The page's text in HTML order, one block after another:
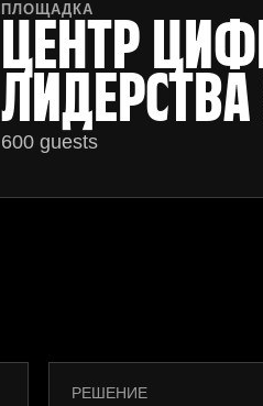
ПЛОЩАДКА
ЦЕНТР
ЛИДЕРСТВА
600 guests
РЕШЕНИЕ